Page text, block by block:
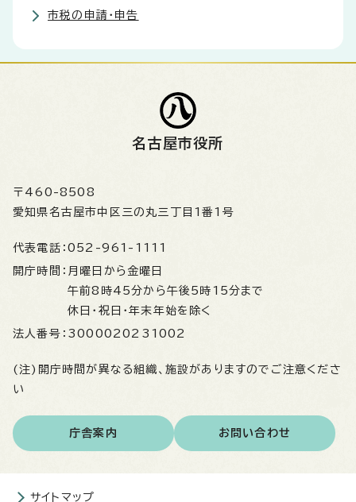
市税の申請・申告
名古屋市役所
〒460-8508
愛知県名古屋市中区三の丸三丁目1番1号
代表電話： 052-961-1111
開庁時間： 月曜日から金曜日
午前8時45分から午後5時15分まで
休日・祝日・年末年始を除く
法人番号： 3000020231002
(注)開庁時間が異なる組織、施設がありますのでご注意くださ
い
庁舎案内 お問い合わせ
サイトマップ